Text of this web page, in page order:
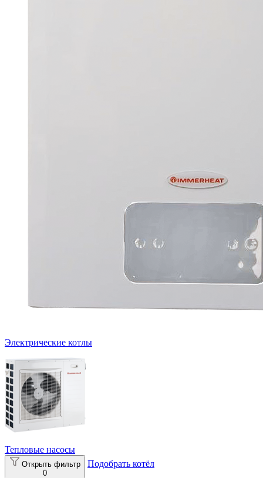
Электрические котлы
Тепловые насосы
Открыть фильтр
0
Подобрать котёл